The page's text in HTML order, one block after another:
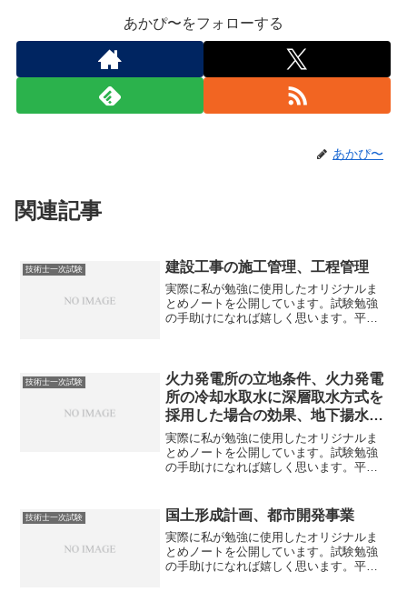
あかぴ〜をフォローする
あかぴ〜
関連記事
技術士一次試験 建設工事の施工管理、工程管理
実際に私が勉強に使用したオリジナルま
とめノートを公開しています。試験勉強
の手助けになれば嬉しく思います。平成
仕上げなどの出来形に...
技術士一次試験
火力発電所の立地条件、火力発電
所の冷却水取水に深層取水方式を
採用した場合の効果、地下揚水発
電、水力発電所の水路ルート
実際に私が勉強に使用したオリジナルま
とめノートを公開しています。試験勉強
の手助けになれば嬉しく思います。平成
①燃料の受入れが容易なこと。②大型、
重量機材の搬出入が容...
技術士一次試験 国土形成計画、都市開発事業
実際に私が勉強に使用したオリジナルま
とめノートを公開しています。試験勉強
の手助けになれば嬉しく思います。平成